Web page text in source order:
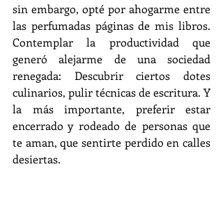
sin embargo, opté por ahogarme entre
las perfumadas páginas de mis libros.
Contemplar la productividad que
generó alejarme de una sociedad
renegada: Descubrir ciertos dotes
culinarios, pulir técnicas de escritura. Y
la más importante, preferir estar
encerrado y rodeado de personas que
te aman, que sentirte perdido en calles
desiertas.